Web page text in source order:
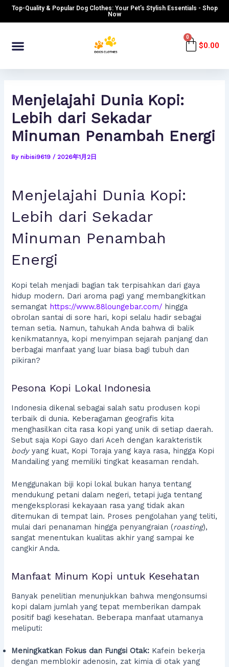
SkipTop-Quality & Popular Dog Clothes: Your Pet’s Stylish Essentials - Shop
Now
Menu $0.00
0 Cart
Menjelajahi Dunia Kopi:
Lebih dari Sekadar
Minuman Penambah Energi
By nibisi9619 / 2026年1月2日
Menjelajahi Dunia Kopi:
Lebih dari Sekadar
Minuman Penambah
Energi
Kopi telah menjadi bagian tak terpisahkan dari gaya
hidup modern. Dari aroma pagi yang membangkitkan
semangat https://www.88loungebar.com/ hingga
obrolan santai di sore hari, kopi selalu hadir sebagai
teman setia. Namun, tahukah Anda bahwa di balik
kenikmatannya, kopi menyimpan sejarah panjang dan
berbagai manfaat yang luar biasa bagi tubuh dan
pikiran?
Pesona Kopi Lokal Indonesia
Indonesia dikenal sebagai salah satu produsen kopi
terbaik di dunia. Keberagaman geografis kita
menghasilkan cita rasa kopi yang unik di setiap daerah.
Sebut saja Kopi Gayo dari Aceh dengan karakteristik
bodyyang kuat, Kopi Toraja yang kaya rasa, hingga Kopi
Mandailing yang memiliki tingkat keasaman rendah.
Menggunakan biji kopi lokal bukan hanya tentang
mendukung petani dalam negeri, tetapi juga tentang
mengeksplorasi kekayaan rasa yang tidak akan
ditemukan di tempat lain. Proses pengolahan yang teliti,
mulai dari penanaman hingga penyangraian (roasting),
sangat menentukan kualitas akhir yang sampai ke
cangkir Anda.
Manfaat Minum Kopi untuk Kesehatan
Banyak penelitian menunjukkan bahwa mengonsumsi
kopi dalam jumlah yang tepat memberikan dampak
positif bagi kesehatan. Beberapa manfaat utamanya
meliputi:
Meningkatkan Fokus dan Fungsi Otak: Kafein bekerja
dengan memblokir adenosin, zat kimia di otak yang
Post